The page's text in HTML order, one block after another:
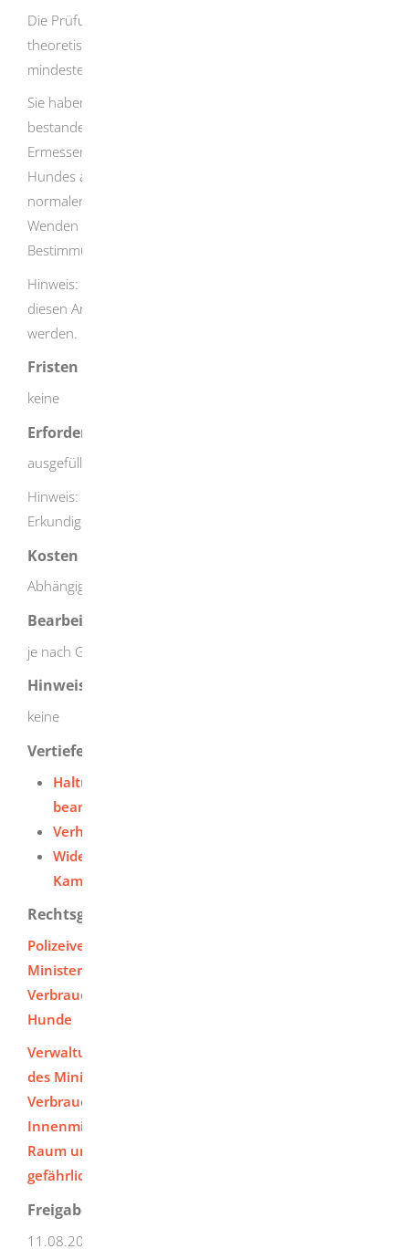
Die Prüfung ist bestanden, wenn sowohl im
theoretischen als auch im praktischen Teil eine
mindestens ausreichende Leistung erbracht worden ist.
Sie haben die Prüfung im praktischen Teil nicht
bestanden? Ob Sie diese w
Ermessen der Behörde und ist vom Verhalten des
Hundes abhängig. Eine Wiederholung ist dann
normalerweise nach drei bis sechs Monaten möglich.
Wenden Sie sich für Informationen über die genauen
Bestimmungen an die zuständige Stel
Hinweis:
diesen Anforderungen entsprechen, können anerkannt
werden.
Fristen
keine
Erforderliche Unterlagen
ausgefülltes Antragsformular
Hinweis: Es können weitere Unterlagen erforderlich sein.
Erkundigen Sie sich bei Ihrer Gemeinde.
Kosten
Abhängig vom Prüfer oder der Gemeinde
Bearbeitungsdauer
je nach Gemeinde unterschiedlich
Hinweise
keine
Vertiefende Informationen
Haltung eines Kampfhundes - Erlaubnis
beantragen
Verhaltensprüfung für Kampfhunde beantragen
Widerlegung der vermuteten
Kampfhundeeigenschaft beantragen
Rechtsgrundlage
Polizeiverordnung des Innenministeriums und des
Ministeriums Ländlicher Raum und
Verbraucherschutz über das Halten gefährlicher
Hunde
Verwaltungsvorschrift des Innenministeriums und
des Ministeriums Ländlicher Raum und
Verbraucherschutz zur Polizeiverordnung des
Innenministeriums und des Ministeriums Ländlicher
Raum und Verbraucherschutz über das Halten
gefährlicher Hunde (VwVgH)
Freigabevermerk
11.08.2025 Innenministerium Baden-Württemberg